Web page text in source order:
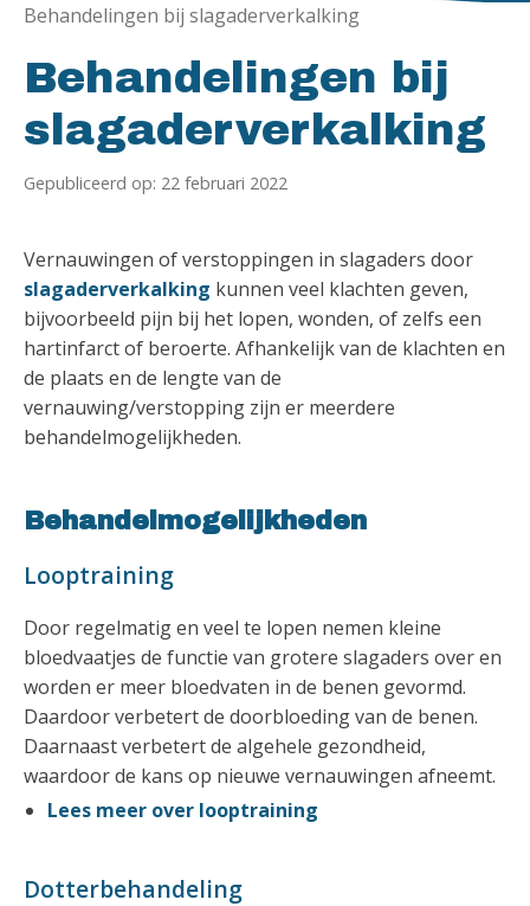
Behandelingen bij slagaderverkalking
Behandelingen bij
slagaderverkalking
Gepubliceerd op: 22 februari 2022
Vernauwingen of verstoppingen in slagaders door
slagaderverkalking kunnen veel klachten geven,
bijvoorbeeld pijn bij het lopen, wonden, of zelfs een
hartinfarct of beroerte. Afhankelijk van de klachten en
de plaats en de lengte van de
vernauwing/verstopping zijn er meerdere
behandelmogelijkheden.
Behandelmogelijkheden
Looptraining
Door regelmatig en veel te lopen nemen kleine
bloedvaatjes de functie van grotere slagaders over en
worden er meer bloedvaten in de benen gevormd.
Daardoor verbetert de doorbloeding van de benen.
Daarnaast verbetert de algehele gezondheid,
waardoor de kans op nieuwe vernauwingen afneemt.
Lees meer over looptraining
Dotterbehandeling